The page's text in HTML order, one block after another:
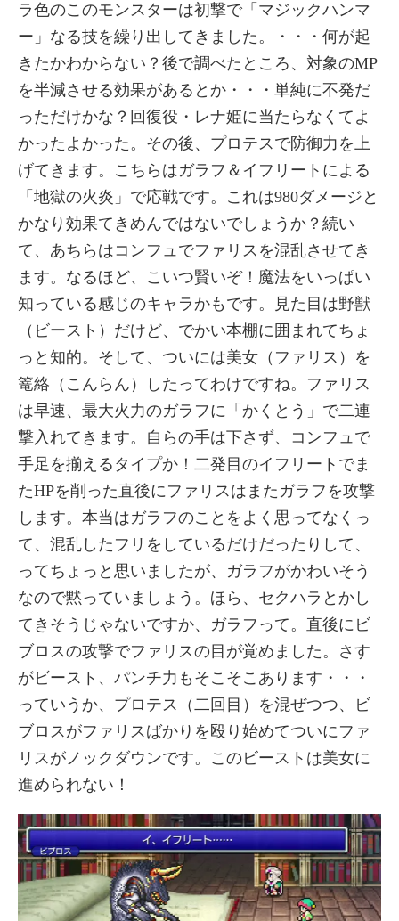
ラ色のこのモンスターは初撃で「マジックハンマ
ー」なる技を繰り出してきました。・・・何が起
きたかわからない？後で調べたところ、対象のMP
を半減させる効果があるとか・・・単純に不発だ
っただけかな？回復役・レナ姫に当たらなくてよ
かったよかった。その後、プロテスで防御力を上
げてきます。こちらはガラフ＆イフリートによる
「地獄の火炎」で応戦です。これは980ダメージと
かなり効果てきめんではないでしょうか？続い
て、あちらはコンフュでファリスを混乱させてき
ます。なるほど、こいつ賢いぞ！魔法をいっぱい
知っている感じのキャラかもです。見た目は野獣
（ビースト）だけど、でかい本棚に囲まれてちょ
っと知的。そして、ついには美女（ファリス）を
篭絡（こんらん）したってわけですね。ファリス
は早速、最大火力のガラフに「かくとう」で二連
撃入れてきます。自らの手は下さず、コンフュで
手足を揃えるタイプか！二発目のイフリートでま
たHPを削った直後にファリスはまたガラフを攻撃
します。本当はガラフのことをよく思ってなくっ
て、混乱したフリをしているだけだったりして、
ってちょっと思いましたが、ガラフがかわいそう
なので黙っていましょう。ほら、セクハラとかし
てきそうじゃないですか、ガラフって。直後にビ
ブロスの攻撃でファリスの目が覚めました。さす
がビースト、パンチ力もそこそこあります・・・
っていうか、プロテス（二回目）を混ぜつつ、ビ
ブロスがファリスばかりを殴り始めてついにファ
リスがノックダウンです。このビーストは美女に
進められない！